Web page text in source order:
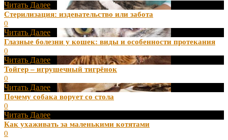
Читать Далее
Стерилизация: издевательство или забота
0
Читать Далее
Глазные болезни у кошек: виды и особенности протекания
0
Читать Далее
Тойгер – игрушечный тигрёнок
0
Читать Далее
Почему собака ворует со стола
0
Читать Далее
Как ухаживать за маленькими котятами
0